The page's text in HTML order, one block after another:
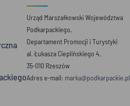
Urząd Marszałkowski Województwa
Podkarpackiego,
Departament Promocji i Turystyki
al. Łukasza Cieplińskiego 4,
35-010 Rzeszów
Adres e-mail: marka@podkarpackie.pl